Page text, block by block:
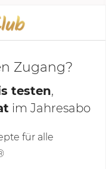
Zugang?
testen,
im Jahresabo
für alle